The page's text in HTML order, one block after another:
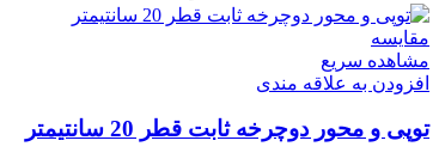
مقایسه
مشاهده سریع
افزودن به علاقه مندی
توپی و محور دوچرخه ثابت قطر 20 سانتیمتر